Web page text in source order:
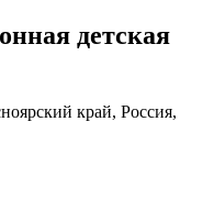
детская
край, Россия,